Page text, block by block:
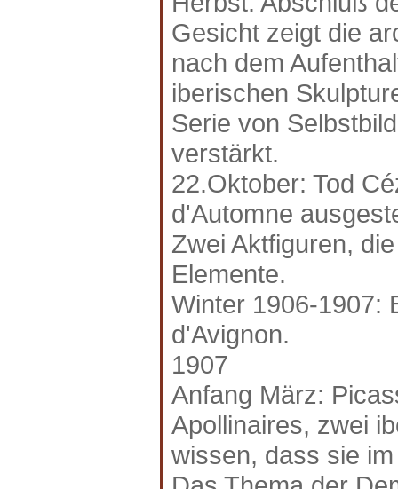
Gesicht zeigt die
nach dem
iberischen
Serie von
verstärkt.
22.Oktober: Tod
d'Automne
Zwei Aktfiguren,
Elemente.
Winter 1906-1907:
d'Avignon.
1907
Anfang März:
Apollinaires, zwei
wissen, dass sie